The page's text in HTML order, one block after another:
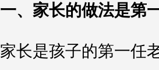
一、家长的做法是第
家长是孩子的第一任